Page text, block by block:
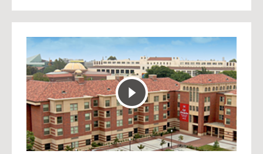
N
E
R
A
C
T
I
V
E
G
o
t
o
H
o
u
i
n